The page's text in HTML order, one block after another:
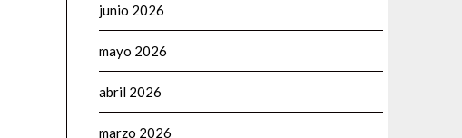
junio 2026
mayo 2026
abril 2026
marzo 2026